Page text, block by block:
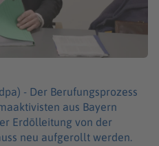
- Der Berufungsprozess
aus Bayern
Erdölleitung von der
neu aufgerollt werden.